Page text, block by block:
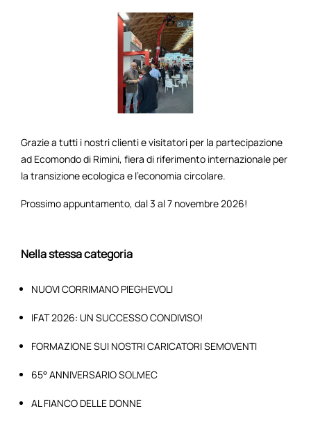
Grazie a tutti i nostri clienti e visitatori per la partecipazione
ad Ecomondo di Rimini, fiera di riferimento internazionale per
la transizione ecologica e l’economia circolare.
Prossimo appuntamento, dal 3 al 7 novembre 2026!
Nella stessa categoria
NUOVI CORRIMANO PIEGHEVOLI
IFAT 2026: UN SUCCESSO CONDIVISO!
FORMAZIONE SUI NOSTRI CARICATORI SEMOVENTI
65° ANNIVERSARIO SOLMEC
AL FIANCO DELLE DONNE